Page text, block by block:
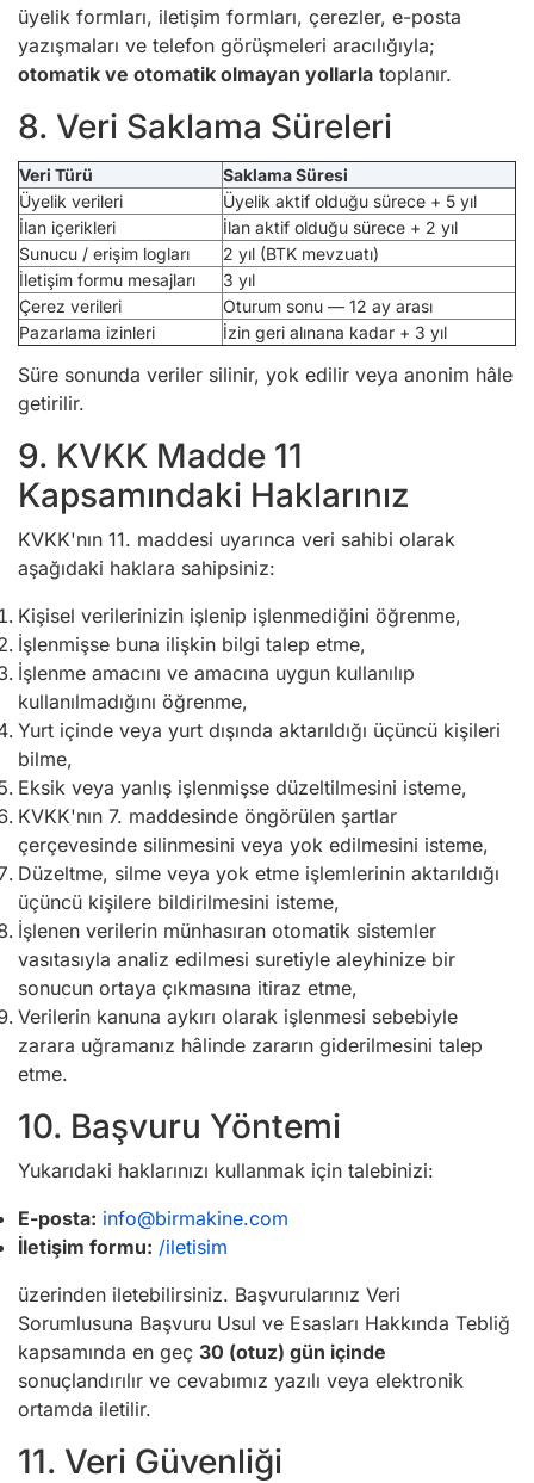
üyelik formları, iletişim formları, çerezler, e-posta
yazışmaları ve telefon görüşmeleri aracılığıyla;
otomatik ve otomatik olmayan yollarla toplanır.
8. Veri Saklama Süreleri
Veri Türü
Saklama Süresi
Üyelik verileri
Üyelik aktif olduğu sürece + 5 yıl
İlan içerikleri
İlan aktif olduğu sürece + 2 yıl
Sunucu / erişim logları
2 yıl (BTK mevzuatı)
İletişim formu mesajları
3 yıl
Çerez verileri
Oturum sonu — 12 ay arası
Pazarlama izinleri
İzin geri alınana kadar + 3 yıl
Süre sonunda veriler silinir, yok edilir veya anonim hâle
getirilir.
9. KVKK Madde 11
Kapsamındaki Haklarınız
KVKK'nın 11. maddesi uyarınca veri sahibi olarak
aşağıdaki haklara sahipsiniz:
Kişisel verilerinizin işlenip işlenmediğini öğrenme,
İşlenmişse buna ilişkin bilgi talep etme,
İşlenme amacını ve amacına uygun kullanılıp
kullanılmadığını öğrenme,
Yurt içinde veya yurt dışında aktarıldığı üçüncü kişileri
bilme,
Eksik veya yanlış işlenmişse düzeltilmesini isteme,
KVKK'nın 7. maddesinde öngörülen şartlar
çerçevesinde silinmesini veya yok edilmesini isteme,
Düzeltme, silme veya yok etme işlemlerinin aktarıldığı
üçüncü kişilere bildirilmesini isteme,
İşlenen verilerin münhasıran otomatik sistemler
vasıtasıyla analiz edilmesi suretiyle aleyhinize bir
sonucun ortaya çıkmasına itiraz etme,
Verilerin kanuna aykırı olarak işlenmesi sebebiyle
zarara uğramanız hâlinde zararın giderilmesini talep
etme.
10. Başvuru Yöntemi
Yukarıdaki haklarınızı kullanmak için talebinizi:
E-posta: info@birmakine.com
İletişim formu: /iletisim
üzerinden iletebilirsiniz. Başvurularınız Veri
Sorumlusuna Başvuru Usul ve Esasları Hakkında Tebliğ
kapsamında en geç 30 (otuz) gün içinde
sonuçlandırılır ve cevabımız yazılı veya elektronik
ortamda iletilir.
11. Veri Güvenliği